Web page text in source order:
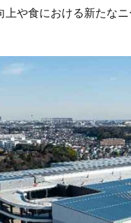
上や食における新たな